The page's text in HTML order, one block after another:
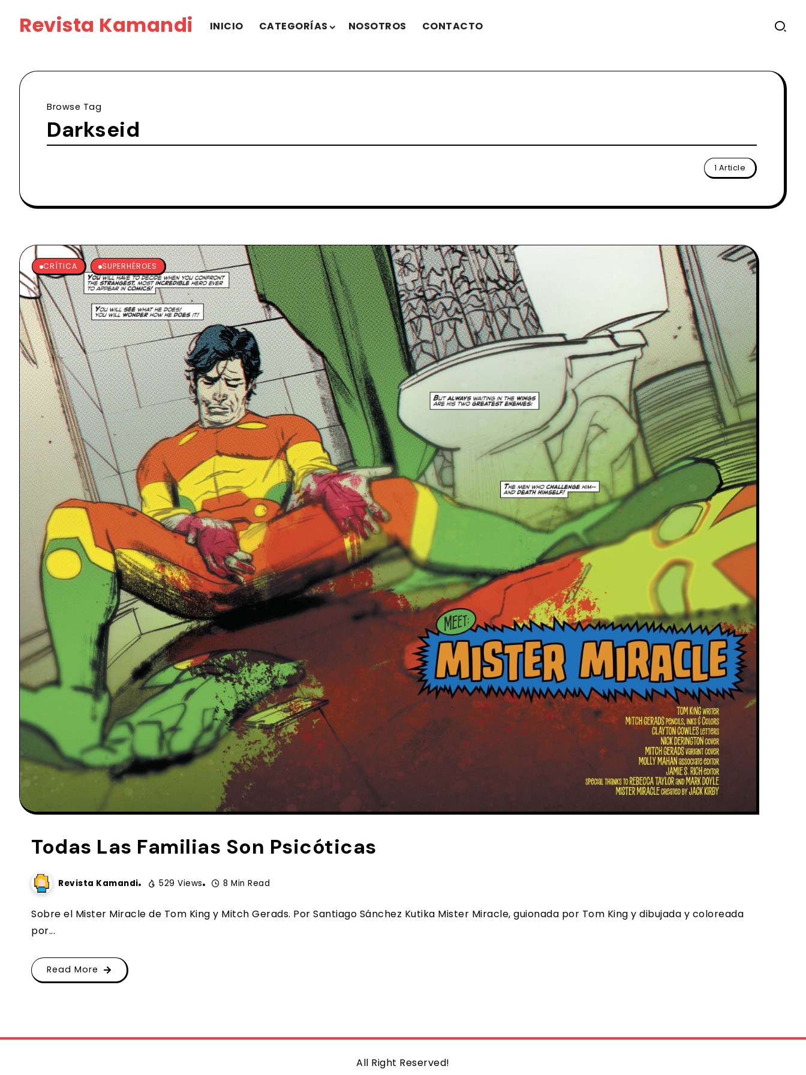
Revista Kamandi INICIO CATEGORÍAS NOSOTROS CONTACTO
Browse Tag
Darkseid
1 Article
CRÍTICA SUPERHÉROES
Todas Las Familias Son Psicóticas
Revista Kamandi 529 Views 8 Min Read
Sobre el Mister Miracle de Tom King y Mitch Gerads. Por Santiago Sánchez Kutika Mister Miracle, guionada por Tom King y dibujada y coloreada
por...
Read More
All Right Reserved!